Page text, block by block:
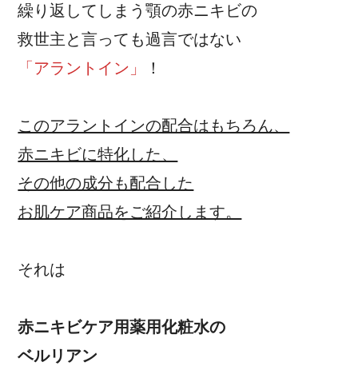
繰り返してしまう顎の赤ニキビの
救世主と言っても過言ではない
「アラントイン」
！
このアラントインの配合はもちろん、
赤ニキビに特化した、
その他の成分も配合した
お肌ケア商品をご紹介します。
それは
赤ニキビケア用薬用化粧水の
ベルリアン